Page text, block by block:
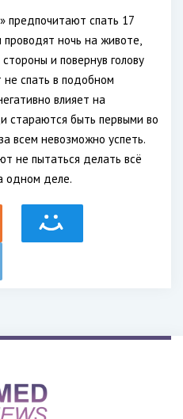
предпочитают спать 17
ночь на животе,
и повернув голову
спать в подобном
влияет на
стараются быть первыми во
всем невозможно успеть.
не пытаться делать всё
одном деле.